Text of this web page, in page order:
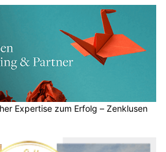
Expertise zum Erfolg – Zenklusen